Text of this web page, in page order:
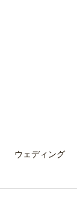
ウェディング